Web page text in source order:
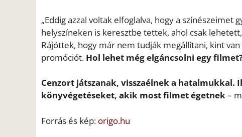
„Eddig azzal voltak elfoglalva, hogy a
helyszíneken is keresztbe tettek, ahol csak
Rájöttek, hogy már nem tudják megállítani, kint
promóciót. Hol lehet még elgáncsolni egy
Cenzort játszanak, visszaélnek a
könyvégetéseket, akik most filmet égetnek–
Forrás és kép: origo.hu